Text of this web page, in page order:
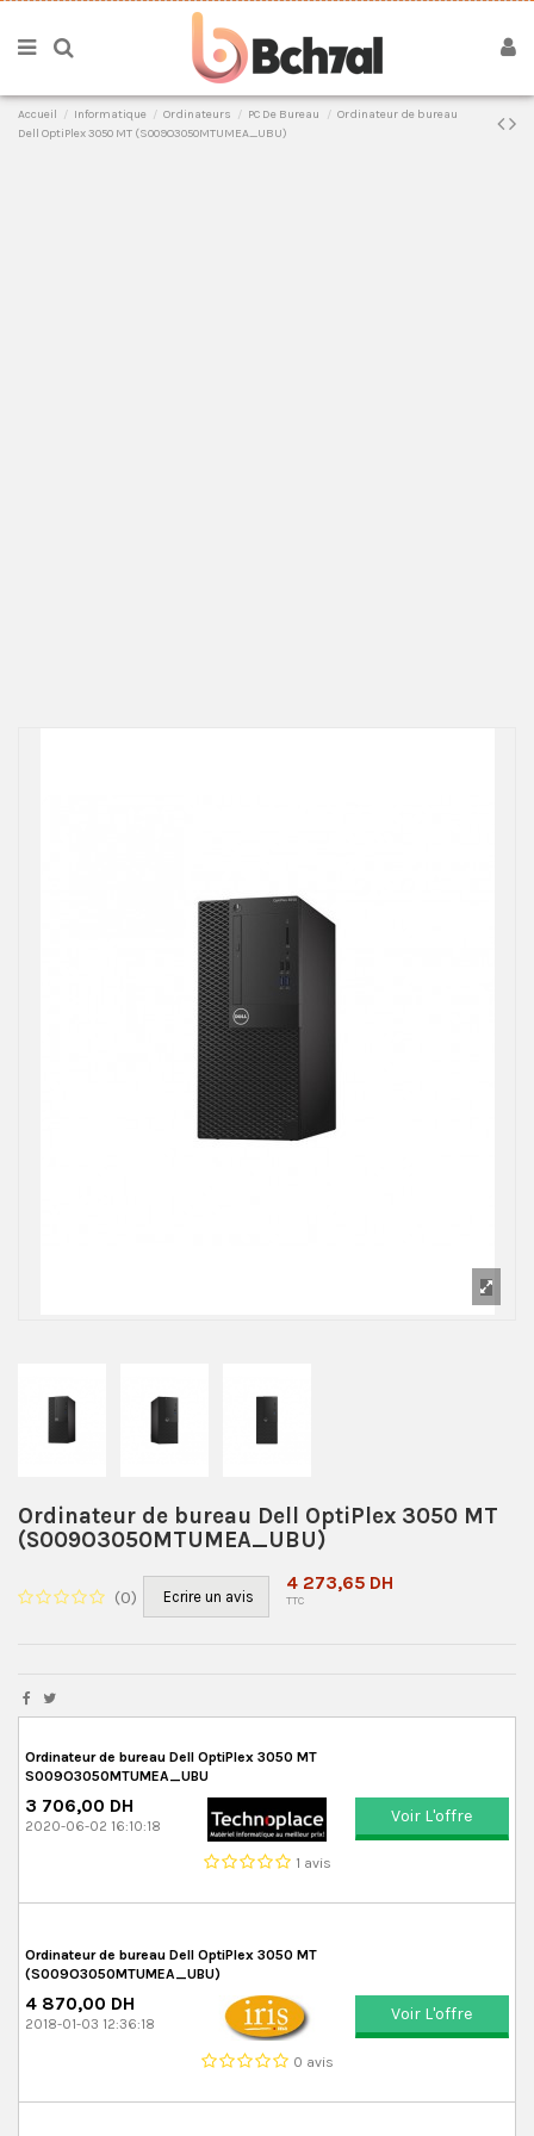
Accueil Informatique Ordinateurs PC De Bureau
Ordinateur de bureau
Dell OptiPlex 3050 MT (S009O3050MTUMEA_UBU)
Ordinateur de bureau Dell OptiPlex 3050 MT
(S009O3050MTUMEA_UBU)
(0) Ecrire un avis
4 273,65 DH
TTC
Ordinateur de bureau Dell OptiPlex 3050 MT
S009O3050MTUMEA_UBU
3 706,00 DH
2020-06-02 16:10:18
1 avis
Voir L'offre
Ordinateur de bureau Dell OptiPlex 3050 MT
(S009O3050MTUMEA_UBU)
4 870,00 DH
2018-01-03 12:36:18
0 avis
Voir L'offre